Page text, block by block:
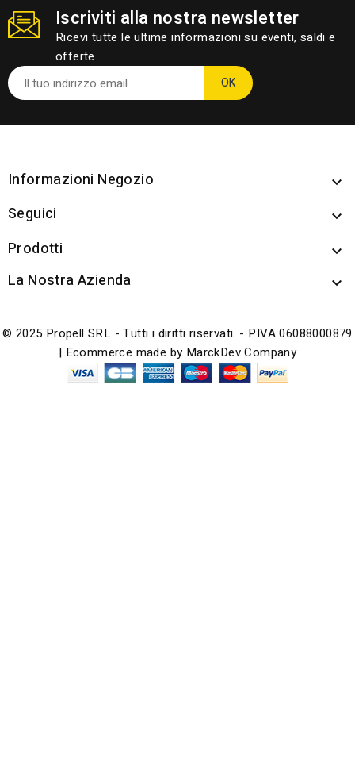
Iscriviti alla nostra newsletter
Ricevi tutte le ultime informazioni su eventi, saldi e
offerte
Informazioni Negozio 
Seguici 
Prodotti 
La Nostra Azienda 
© 2025 Propell SRL - Tutti i diritti riservati. - P.IVA 06088000879
| Ecommerce made by MarckDev Company